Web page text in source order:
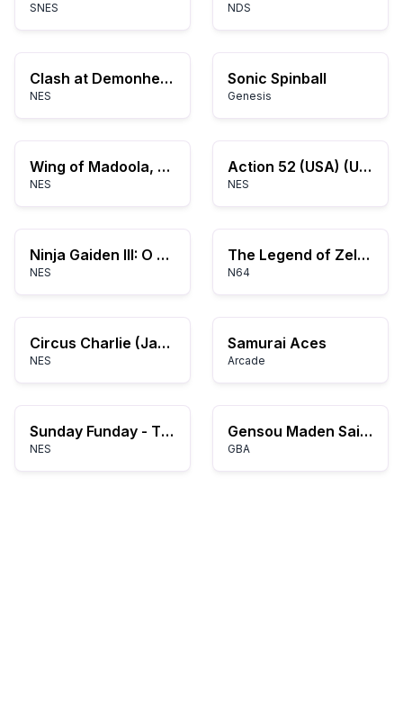
SNES NDS
Clash at Demonhead (USA)
NES
Sonic Spinball
Genesis
Wing of Madoola, The (Japan)
NES
Action 52 (USA) (Unl) (Rev A)
NES
Ninja Gaiden III: O Navio Antigo da Perdição
NES
The Legend of Zelda: Ocarina of Time Master Quest
N64
Circus Charlie (Japan)
NES
Samurai Aces
Arcade
Sunday Funday - The Ride (USA) (Unl)
NES
Gensou Maden Saiyuuki: Hangyaku no Toshin Taishi
GBA